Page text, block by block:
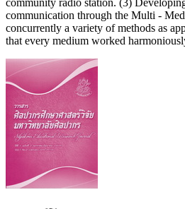
communication through the Multi -
concurrently a variety of methods as
that every medium worked